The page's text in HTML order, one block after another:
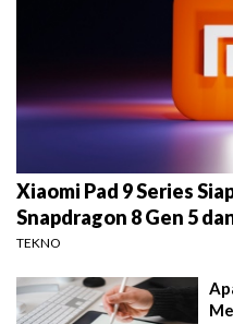
Xiaomi Pad 9 Series
Snapdragon 8 Gen 5
TEKNO